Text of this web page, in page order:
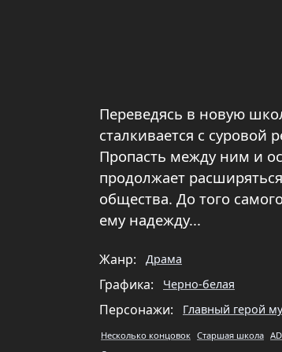
Переведясь в новую
сталкивается с суровой
Пропасть между ним и
продолжает
общества. До того
ему надежду...
Жанр: Драма
Графика: Черно-белая
Персонажи: Главный герой
Несколько концовок Старшая школа